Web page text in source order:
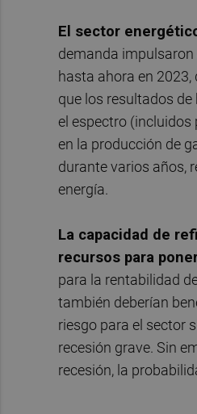
El sector
demanda impulsaron
hasta ahora en
que los resultados
el espectro (incluidos
en la producción de
durante varios años,
energía.
La capacidad de
recursos para
para la rentabilidad
también deberían
riesgo para el sector
recesión grave. Sin
recesión, la